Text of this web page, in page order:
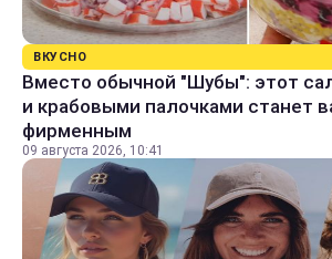
ВКУСНО
Вместо обычной "Шубы": этот
и крабовыми палочками станет
фирменным
09 августа 2026, 10:41